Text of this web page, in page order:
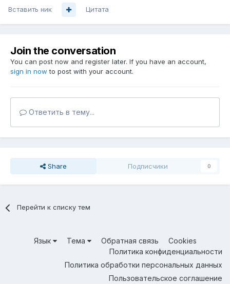
Вставить ник Цитата
Join the conversation
You can post now and register later. If you have an account,
sign in now to post with your account.
Ответить в тему...
Share Подписчики 0
Перейти к списку тем
Язык Тема Обратная связь
Cookies
Политика конфиденциальности
Политика обработки персональных данных
Пользовательское соглашение